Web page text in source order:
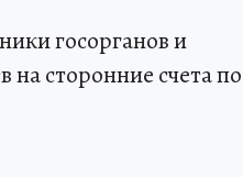
госорганов и
на сторонние счета по